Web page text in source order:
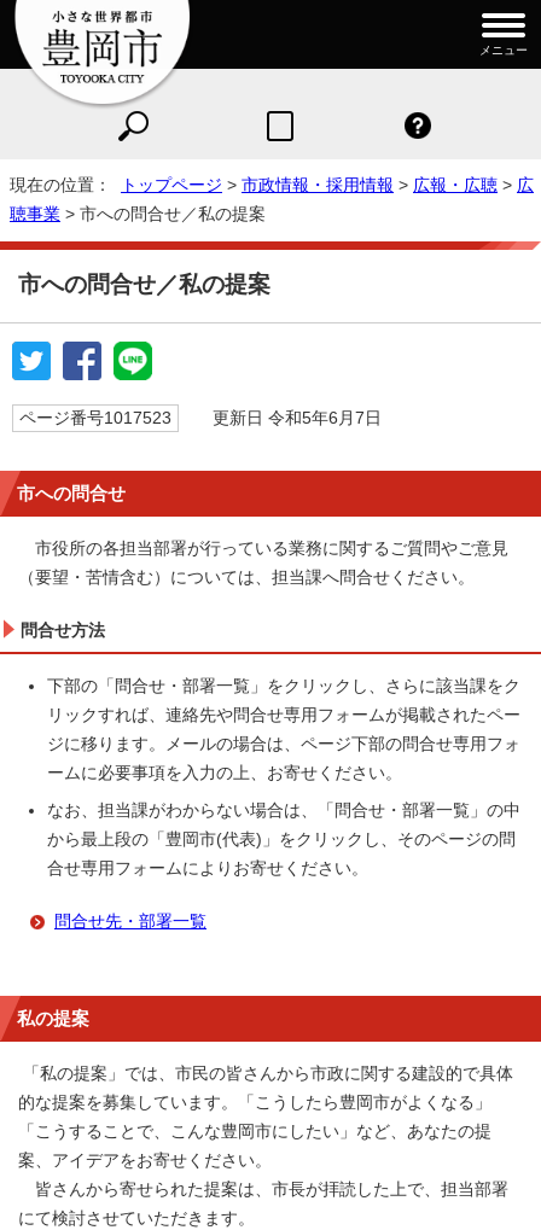
メニュー
現在の位置： トップページ > 市政情報・採用情報 > 広報・広聴 > 広
聴事業 > 市への問合せ／私の提案
市への問合せ／私の提案
ページ番号1017523 更新日 令和5年6月7日
市への問合せ
市役所の各担当部署が行っている業務に関するご質問やご意見
（要望・苦情含む）については、担当課へ問合せください。
問合せ方法
下部の「問合せ・部署一覧」をクリックし、さらに該当課をク
リックすれば、連絡先や問合せ専用フォームが掲載されたペー
ジに移ります。メールの場合は、ページ下部の問合せ専用フォ
ームに必要事項を入力の上、お寄せください。
なお、担当課がわからない場合は、「問合せ・部署一覧」の中
から最上段の「豊岡市(代表)」をクリックし、そのページの問
合せ専用フォームによりお寄せください。
問合せ先・部署一覧
私の提案
「私の提案」では、市民の皆さんから市政に関する建設的で具体
的な提案を募集しています。「こうしたら豊岡市がよくなる」
「こうすることで、こんな豊岡市にしたい」など、あなたの提
案、アイデアをお寄せください。
皆さんから寄せられた提案は、市長が拝読した上で、担当部署
にて検討させていただきます。